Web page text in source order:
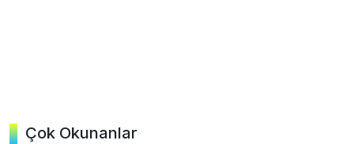
Çok Okunanlar